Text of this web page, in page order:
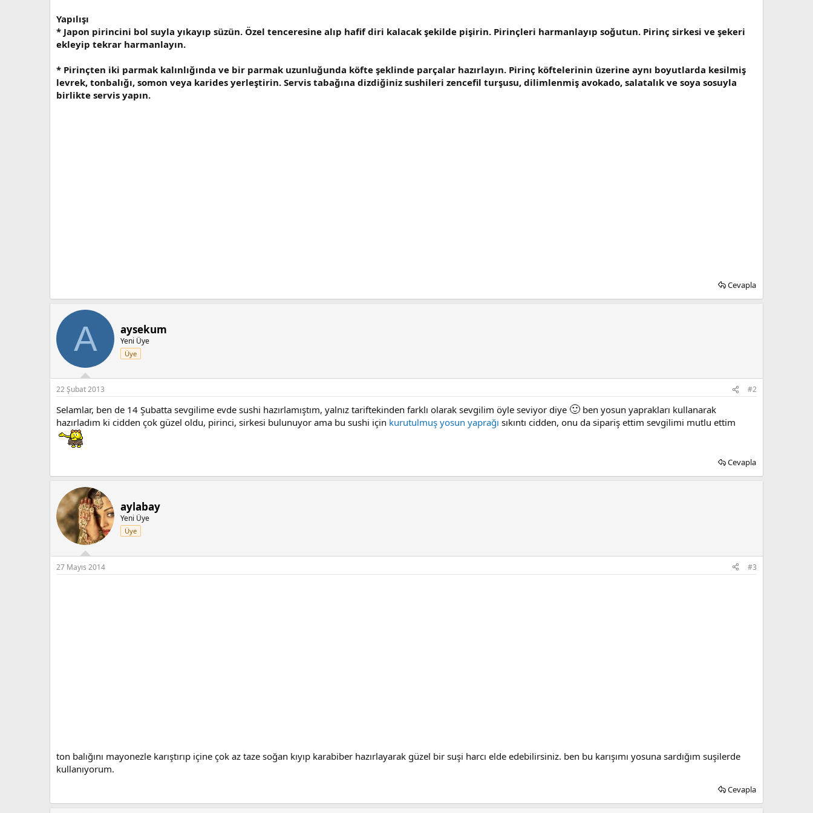
Yapılışı
* Japon pirincini bol suyla yıkayıp süzün. Özel tenceresine alıp hafif diri kalacak şekilde pişirin. Pirinçleri harmanlayıp soğutun. Pirinç sirkesi ve şekeri
ekleyip tekrar harmanlayın.
* Pirinçten iki parmak kalınlığında ve bir parmak uzunluğunda köfte şeklinde parçalar hazırlayın. Pirinç köftelerinin üzerine aynı boyutlarda kesilmiş
levrek, tonbalığı, somon veya karides yerleştirin. Servis tabağına dizdiğiniz sushileri zencefil turşusu, dilimlenmiş avokado, salatalık ve soya sosuyla
birlikte servis yapın.
Cevapla
A aysekum
Yeni Üye
Üye
22 Şubat 2013 #2
Selamlar, ben de 14 Şubatta sevgilime evde sushi hazırlamıştım, yalnız tariftekinden farklı olarak sevgilim öyle seviyor diye 🙂 ben yosun yaprakları kullanarak
hazırladım ki cidden çok güzel oldu, pirinci, sirkesi bulunuyor ama bu sushi için kurutulmuş yosun yaprağı sıkıntı cidden, onu da sipariş ettim sevgilimi mutlu ettim
Cevapla
aylabay
Yeni Üye
Üye
27 Mayıs 2014 #3
ton balığını mayonezle karıştırıp içine çok az taze soğan kıyıp karabiber hazırlayarak güzel bir suşi harcı elde edebilirsiniz. ben bu karışımı yosuna sardığım suşilerde
kullanıyorum.
Cevapla